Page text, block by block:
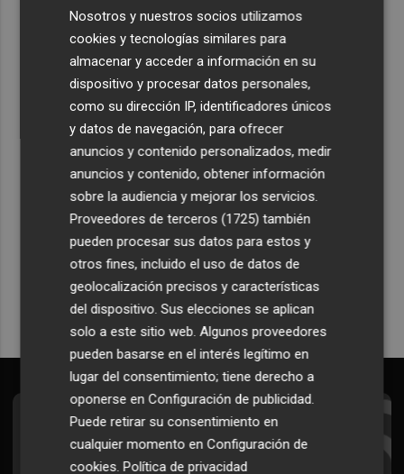
una programación adaptada a todos los públicos
Desarrollan una tecnología con IA para mitigar la
captura incidental de megafauna marina
Recibe toda la actualidad de
Plaza Podcast en tu correo
Quiero suscribirme
Suscríbete al Boletín
Todos los días a primera hora en tu email
Nosotros y nuestros socios utilizamos
cookies y tecnologías similares para
almacenar y acceder a información en su
dispositivo y procesar datos personales,
como su dirección IP, identificadores únicos
y datos de navegación, para ofrecer
anuncios y contenido personalizados, medir
anuncios y contenido, obtener información
sobre la audiencia y mejorar los servicios.
Proveedores de terceros (1725) también
pueden procesar sus datos para estos y
otros fines, incluido el uso de datos de
geolocalización precisos y características
del dispositivo. Sus elecciones se aplican
solo a este sitio web. Algunos proveedores
pueden basarse en el interés legítimo en
lugar del consentimiento; tiene derecho a
oponerse enConfiguración de publicidad
Puede retirar su consentimiento en
cualquier momento enConfiguración de
cookies .Política de privacidad